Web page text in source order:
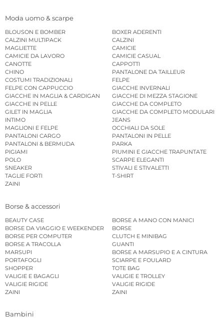
Moda uomo & scarpe
BLOUSON E BOMBER
BOXER ADERENTI
CALZINI MULTIPACK
CALZINI
MAGLIETTE
CAMICIE
CAMICIE DA LAVORO
CAMICIE CASUAL
CANOTTE
CAPPOTTI
CHINO
PANTALONE DA TAILLEUR
COSTUMI TRADIZIONALI
FELPE
FELPE CON CAPPUCCIO
GIACCHE INVERNALI
GIACCHE IN MAGLIA & CARDIGAN
GIACCHE DI MEZZA STAGIONE
GIACCHE IN PELLE
GIACCHE DA COMPLETO
GILET IN MAGLIA
GIACCHE DA COMPLETO MODULARI
INTIMO
JEANS
MAGLIONI E FELPE
OCCHIALI DA SOLE
PANTALONI CARGO
PANTALONI IN PELLE
PANTALONI & BERMUDA
PARKA
PIGIAMI
PIUMINI E GIACCHE TRAPUNTATE
POLO
SCARPE ELEGANTI
SNEAKER
STIVALI E STIVALETTI
TAGLIE FORTI
T-SHIRT
ZAINI
Borse & accessori
BEAUTY CASE
BORSE A MANO CON MANICI
BORSE DA VIAGGIO E WEEKENDER
BORSE
BORSE PER COMPUTER
CLUTCH E MINIBAG
BORSE A TRACOLLA
GUANTI
MARSUPI
BORSE A MARSUPIO E A CINTURA
PORTAFOGLI
SCIARPE E FOULARD
SHOPPER
TOTE BAG
VALIGIE E BAGAGLI
VALIGIE E TROLLEY
VALIGIE RIGIDE
VALIGIE RIGIDE
ZAINI
ZAINI
Bambini